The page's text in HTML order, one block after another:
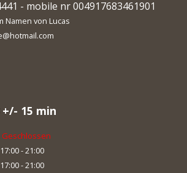
- mobile nr 004917683461901
Namen von Lucas
15 min
Geschlossen
17:00 - 21:00
17:00 - 21:00